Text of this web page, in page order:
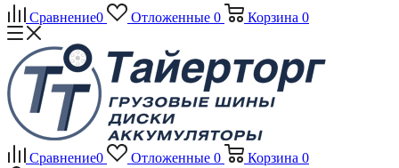
Сравнение0 Отложенные 0 Корзина 0
Сравнение0 Отложенные 0 Корзина 0